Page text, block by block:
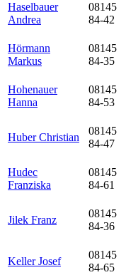
Haselbauer
Andrea
08145
84-42
Hörmann
Markus
08145
84-35
Hohenauer
Hanna
08145
84-53
Huber Christian
08145
84-47
Hudec
Franziska
08145
84-61
Jilek Franz
08145
84-36
Keller Josef
08145
84-65